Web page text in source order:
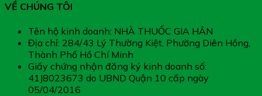
VỀ CHÚNG TÔI
Tên hộ kinh doanh: NHÀ THUỐC GIA HÂN
Địa chỉ: 284/43 Lý Thường Kiệt, Phường Diên Hồng,
Thành Phố Hồ Chí Minh
Giấy chứng nhận đăng ký kinh doanh số:
41J8023673 do UBND Quận 10 cấp ngày
05/04/2016